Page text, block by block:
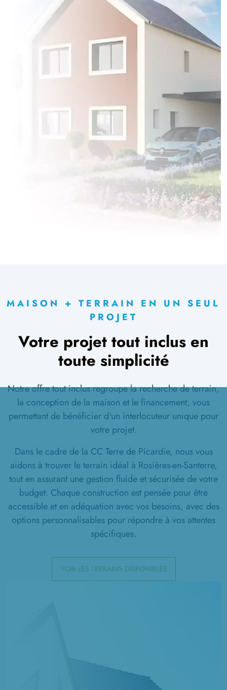
MAISON + TERRAIN EN UN SEUL
PROJET
Votre projet tout inclus en
toute simplicité
Notre offre tout inclus regroupe la recherche de terrain,
la conception de la maison et le financement, vous
permettant de bénéficier d'un interlocuteur unique pour
votre projet.
Dans le cadre de la CC Terre de Picardie, nous vous
aidons à trouver le terrain idéal à Rosières-en-Santerre,
tout en assurant une gestion fluide et sécurisée de votre
budget. Chaque construction est pensée pour être
accessible et en adéquation avec vos besoins, avec des
options personnalisables pour répondre à vos attentes
spécifiques.
VOIR LES TERRAINS DISPONIBLES